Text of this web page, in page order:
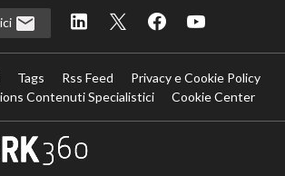
Tags Rss Feed
Privacy e Cookie Policy
Contenuti Specialistici
Cookie Center